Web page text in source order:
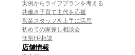
実例からライフプランを考える
共働き子育て世代を応援
営業スタッフを上手に活用
初めての家探し相談会
個別FP相談
店舗情報